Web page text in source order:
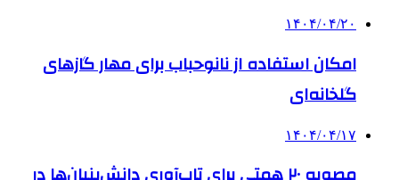
۱۴۰۴/۰۴/۲۰
امکان استفاده از نانوحباب برای مهار گازهای
گلخانه‌ای
۱۴۰۴/۰۴/۱۷